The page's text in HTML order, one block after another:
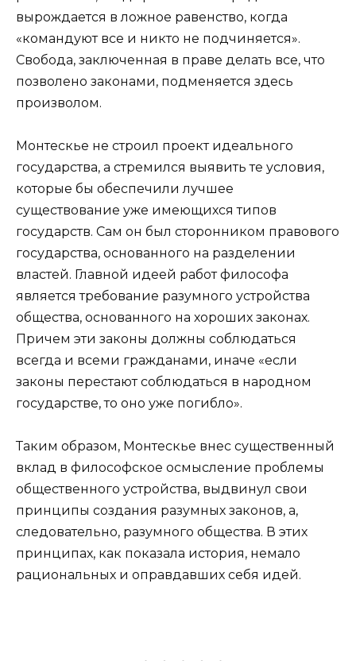
вырождается в ложное равенство, когда
«командуют все и никто не подчиняется».
Свобода, заключенная в праве делать все, что
позволено законами, подменяется здесь
произволом.
Монтескье не строил проект идеального
государства, а стремился выявить те условия,
которые бы обеспечили лучшее
существование уже имеющихся типов
государств. Сам он был сторонником правового
государства, основанного на разделении
властей. Главной идеей работ философа
является требование разумного устройства
общества, основанного на хороших законах.
Причем эти законы должны соблюдаться
всегда и всеми гражданами, иначе «если
законы перестают соблюдаться в народном
государстве, то оно уже погибло».
Таким образом, Монтескье внес существенный
вклад в философское осмысление проблемы
общественного устройства, выдвинул свои
принципы создания разумных законов, а,
следовательно, разумного общества. В этих
принципах, как показала история, немало
рациональных и оправдавших себя идей.